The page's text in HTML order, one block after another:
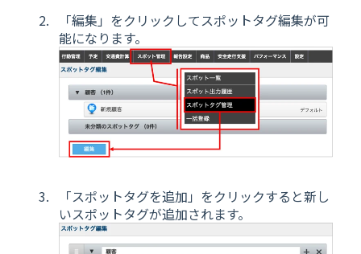
「編集」をクリックしてスポットタグ編集が可
能になります。
「スポットタグを追加」をクリックすると新し
いスポットタグが追加されます。